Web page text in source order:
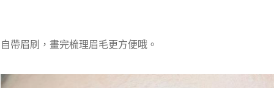
自帶眉刷，畫完梳理眉毛更方便哦。